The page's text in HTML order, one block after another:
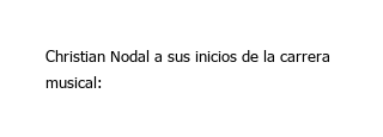
Christian Nodal a sus inicios de la carrera
musical: